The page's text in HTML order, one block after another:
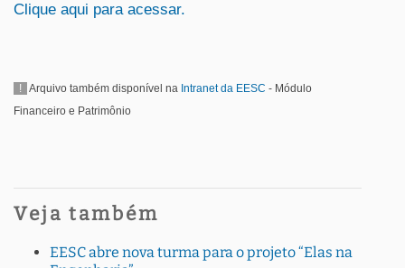
Clique aqui para acessar.
! Arquivo também disponível na Intranet da EESC - Módulo
Financeiro e Patrimônio
Veja também
EESC abre nova turma para o projeto “Elas na